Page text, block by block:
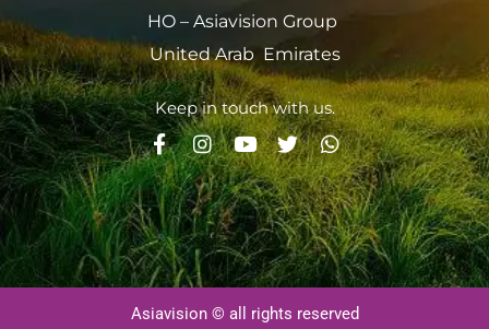
HO – Asiavision Group
United Arab Emirates
Keep in touch with us.
Asiavision © all rights reserved